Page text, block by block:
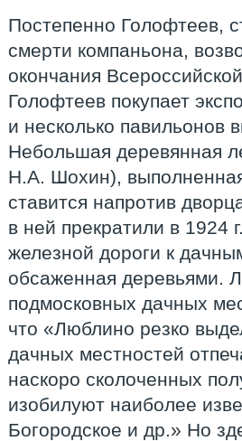
Постепенно Голофтеев,
смерти компаньона,
окончания
Голофтеев покупает
и несколько павильонов
Небольшая деревянная
Н.А. Шохин),
ставится напротив
в ней прекратили в 1924
железной дороги к
обсаженная деревьями.
подмосковных дачных
что «Люблино резко
дачных местностей
наскоро сколоченных
изобилуют наиболее
Богородское и др.» Но